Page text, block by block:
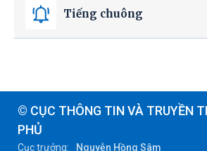
Tiếng chuông
© CỤC THÔNG TIN VÀ TRUYỀN
PHỦ
Cục trưởng:
Nguyễn Hồng Sâm